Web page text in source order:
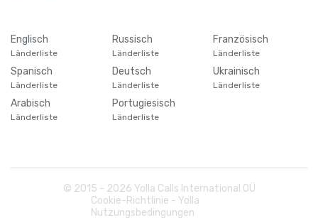
Englisch
Länderliste
Russisch
Länderliste
Französisch
Länderliste
Spanisch
Länderliste
Deutsch
Länderliste
Ukrainisch
Länderliste
Arabisch
Länderliste
Portugiesisch
Länderliste
© 2015 - 2026 Yolla Calls International OÜ
Cookie-Richtlinie - Yolla
Nutzungsbedingungen